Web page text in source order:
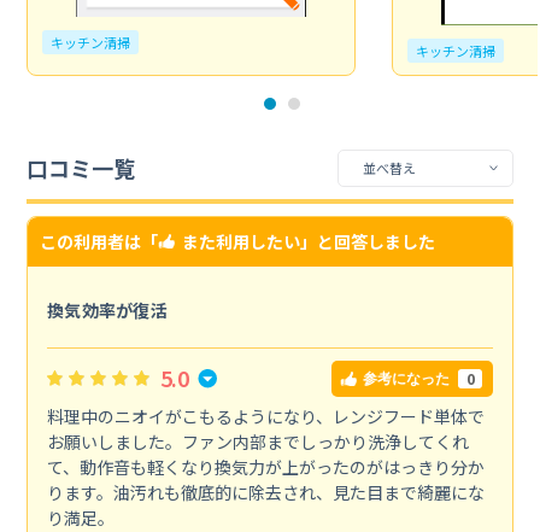
キッチン清掃 キッチン清掃
口コミ一覧
この利用者は「 また利用したい」と回答しました
換気効率が復活
5.0 参考になった 0
料理中のニオイがこもるようになり、レンジフード単体で
お願いしました。ファン内部までしっかり洗浄してくれ
て、動作音も軽くなり換気力が上がったのがはっきり分か
ります。油汚れも徹底的に除去され、見た目まで綺麗にな
り満足。